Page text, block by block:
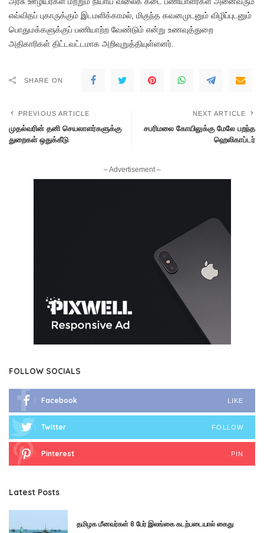
எவ்விதப் புகாருக்கும் இடமளிக்காமல், மிகுந்த கவனமுடனும் விழிப்புடனும்
பொதுமக்களுக்குப் பணியாற்ற வேண்டும் என்று உணவுத்துறை
அதிகாரிகள் திட்டவட்டமாக அறிவுறுத்தியுள்ளனர்.
SHARE ON
PREVIOUS ARTICLE
முதல்வரின் தனி செயலாளர்களுக்கு
துறைகள் ஒதுக்கீடு
NEXT ARTICLE
சபரிமலை கோயிலுக்கு மேலே பறந்த
ஹெலிகாப்டர்
– Advertisement –
FOLLOW SOCIALS
Facebook LIKE
Twitter FOLLOW
Pinterest PIN
Latest Posts
தமிழக மீனவர்கள் 8 பேர் இலங்கை கடற்படையால் கைது